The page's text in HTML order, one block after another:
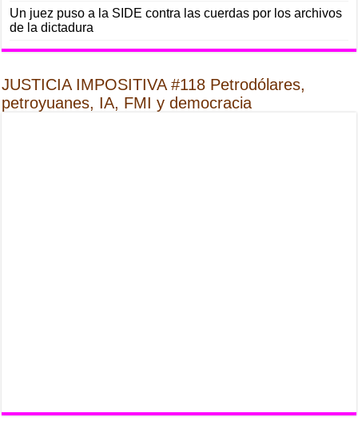
Un juez puso a la SIDE contra las cuerdas por los archivos
de la dictadura
JUSTICIA IMPOSITIVA #118 Petrodólares,
petroyuanes, IA, FMI y democracia